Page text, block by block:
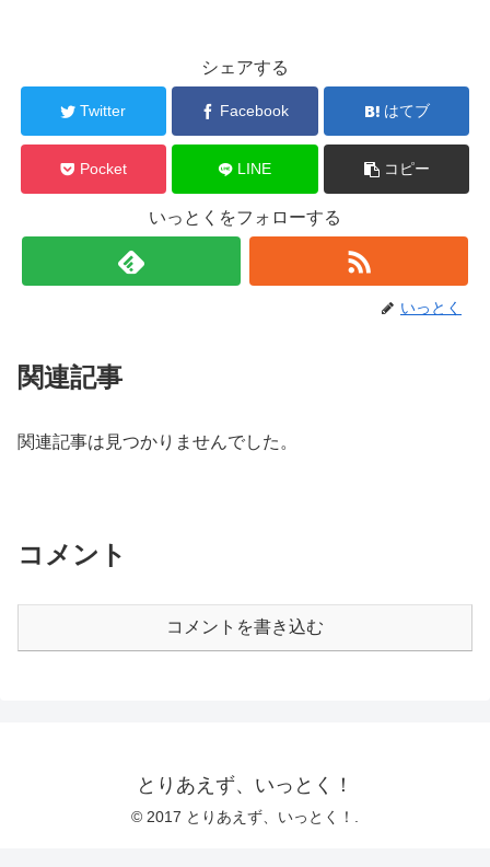
シェアする
Twitter Facebook はてブ
Pocket LINE コピー
いっとくをフォローする
いっとく
関連記事
関連記事は見つかりませんでした。
コメント
コメントを書き込む
とりあえず、いっとく！
© 2017 とりあえず、いっとく！.